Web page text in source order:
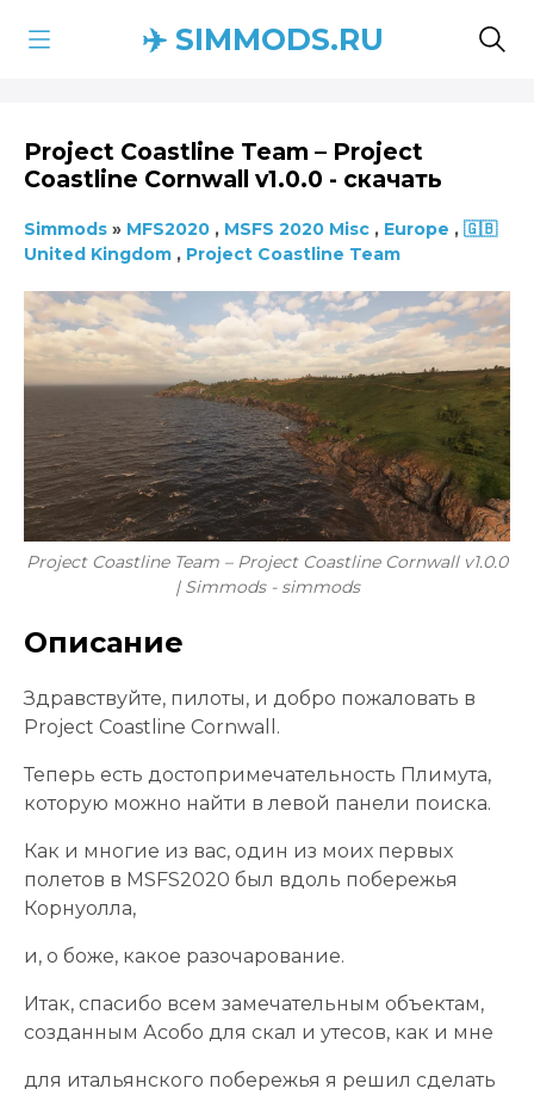
✈️ SIMMODS.RU
Project Coastline Team – Project
Coastline Cornwall v1.0.0 - скачать
Simmods » MFS2020 , MSFS 2020 Misc , Europe , 🇬🇧
United Kingdom , Project Coastline Team
Project Coastline Team – Project Coastline Cornwall v1.0.0
| Simmods - simmods
Описание
Здравствуйте, пилоты, и добро пожаловать в
Project Coastline Cornwall.
Теперь есть достопримечательность Плимута,
которую можно найти в левой панели поиска.
Как и многие из вас, один из моих первых
полетов в MSFS2020 был вдоль побережья
Корнуолла,
и, о боже, какое разочарование.
Итак, спасибо всем замечательным объектам,
созданным Асобо для скал и утесов, как и мне
для итальянского побережья я решил сделать